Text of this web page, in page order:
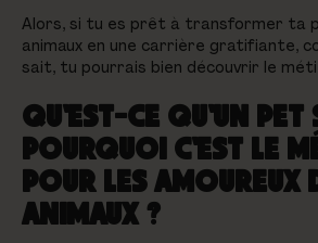
Alors, si tu es prêt à transformer ta
animaux en une carrière gratifiante,
sait, tu pourrais bien découvrir le
QU'EST-CE QU'UN PET
POURQUOI C'EST LE
POUR LES AMOUREUX
ANIMAUX ?